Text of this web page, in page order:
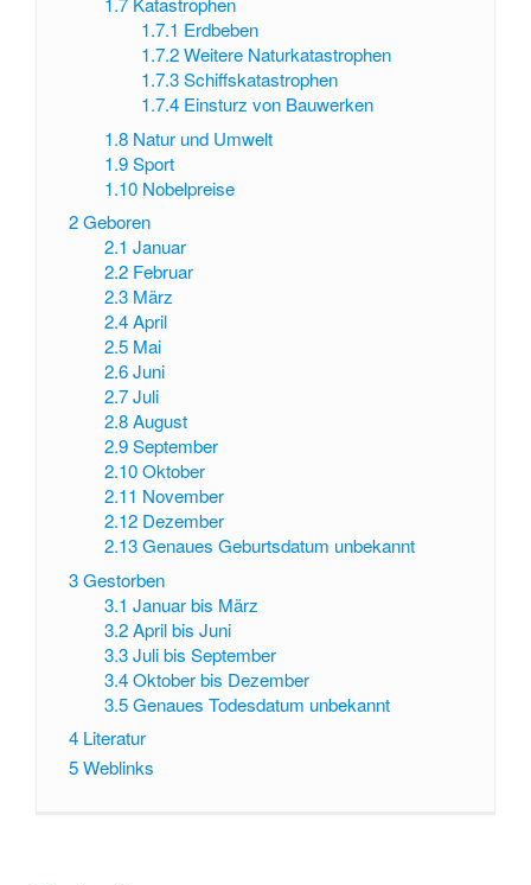
1.7.1 Erdbeben
1.7.2 Weitere Naturkatastrophen
1.7.3 Schiffskatastrophen
1.7.4 Einsturz von Bauwerken
1.8 Natur und Umwelt
1.9 Sport
1.10 Nobelpreise
2Geboren
2.1 Januar
2.2 Februar
2.3 März
2.4 April
2.5 Mai
2.6 Juni
2.7 Juli
2.8 August
2.9 September
2.10 Oktober
2.11 November
2.12 Dezember
2.13 Genaues Geburtsdatum unbekannt
3Gestorben
3.1 Januar bis März
3.2 April bis Juni
3.3 Juli bis September
3.4 Oktober bis Dezember
3.5 Genaues Todesdatum unbekannt
4 Literatur
5Weblinks